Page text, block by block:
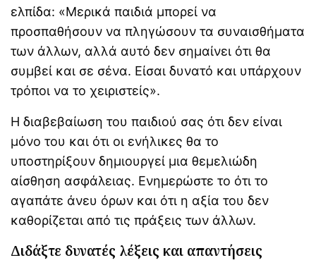
ελπίδα: «Μερικά παιδιά μπορεί να
προσπαθήσουν να πληγώσουν τα συναισθήματα
των άλλων, αλλά αυτό δεν σημαίνει ότι θα
συμβεί και σε σένα. Είσαι δυνατό και υπάρχουν
τρόποι να το χειριστείς».
Η διαβεβαίωση του παιδιού σας ότι δεν είναι
μόνο του και ότι οι ενήλικες θα το
υποστηρίξουν δημιουργεί μια θεμελιώδη
αίσθηση ασφάλειας. Ενημερώστε το ότι το
αγαπάτε άνευ όρων και ότι η αξία του δεν
καθορίζεται από τις πράξεις των άλλων.
Διδάξτε δυνατές λέξεις και απαντήσεις